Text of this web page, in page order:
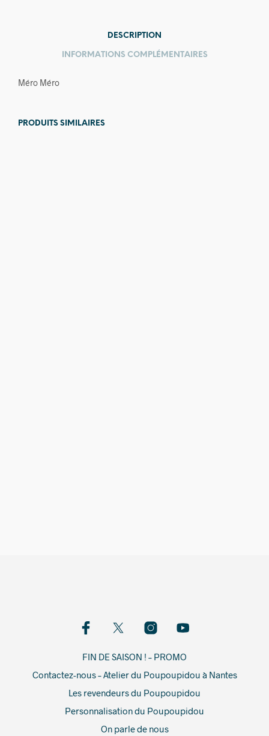
DESCRIPTION
INFORMATIONS COMPLÉMENTAIRES
Méro Méro
PRODUITS SIMILAIRES
FIN DE SAISON ! – PROMO
Contactez-nous – Atelier du Poupoupidou à Nantes
Les revendeurs du Poupoupidou
Personnalisation du Poupoupidou
On parle de nous